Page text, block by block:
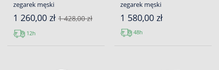
zegarek męski
1 260,00 zł 1 428,00 zł
12h
zegarek męski
1 580,00 zł
48h